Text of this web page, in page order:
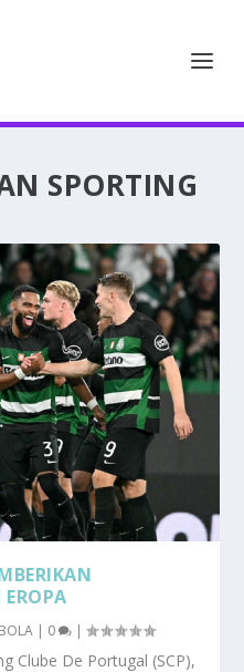
SPORTING
BOLA | 0 |
Clube De Portugal (SCP),